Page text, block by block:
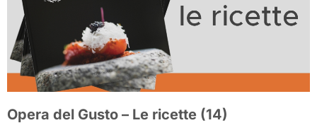
Opera del Gusto – Le ricette (14)